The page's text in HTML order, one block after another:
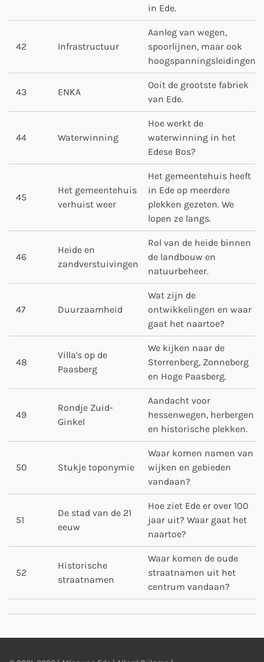
in Ede.
42 Infrastructuur
Aanleg van wegen,
spoorlijnen, maar ook
hoogspanningsleidingen.
43 ENKA
Ooit de grootste fabriek
van Ede.
44 Waterwinning
Hoe werkt de
waterwinning in het
Edese Bos?
45
Het gemeentehuis
verhuist weer
Het gemeentehuis heeft
in Ede op meerdere
plekken gezeten. We
lopen ze langs.
46
Heide en
zandverstuivingen
Rol van de heide binnen
de landbouw en
natuurbeheer.
47 Duurzaamheid
Wat zijn de
ontwikkelingen en waar
gaat het naartoe?
48
Villa's op de
Paasberg
We kijken naar de
Sterrenberg, Zonneberg
en Hoge Paasberg.
49
Rondje Zuid-
Ginkel
Aandacht voor
hessenwegen, herbergen
en historische plekken.
50 Stukje toponymie
Waar komen namen van
wijken en gebieden
vandaan?
51
De stad van de 21
eeuw
Hoe ziet Ede er over 100
jaar uit? Waar gaat het
naartoe?
52
Historische
straatnamen
Waar komen de oude
straatnamen uit het
centrum vandaan?